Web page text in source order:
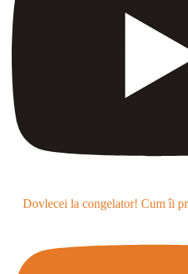
Dovlecei la congelator! Cum îi